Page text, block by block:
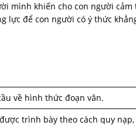
mình khiến cho con người
lực để con người có ý thức
về hình thức đoạn văn.
trình bày theo cách quy